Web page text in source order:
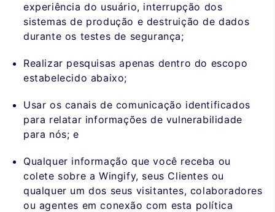
experiência do usuário, interrupção dos
sistemas de produção e destruição de dados
durante os testes de segurança;
Realizar pesquisas apenas dentro do escopo
estabelecido abaixo;
Usar os canais de comunicação identificados
para relatar informações de vulnerabilidade
para nós; e
Qualquer informação que você receba ou
colete sobre a Wingify, seus Clientes ou
qualquer um dos seus visitantes, colaboradores
ou agentes em conexão com esta política